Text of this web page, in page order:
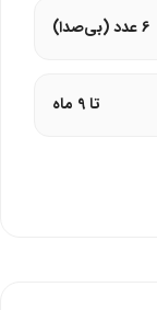
6 عدد (بی‌صدا)
تا 9 ماه